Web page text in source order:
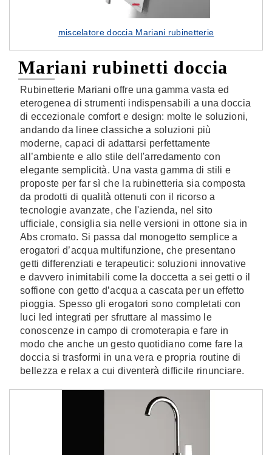
miscelatore doccia Mariani rubinetterie
Mariani rubinetti doccia
Rubinetterie Mariani offre una gamma vasta ed
eterogenea di strumenti indispensabili a una doccia
di eccezionale comfort e design: molte le soluzioni,
andando da linee classiche a soluzioni più
moderne, capaci di adattarsi perfettamente
all’ambiente e allo stile dell'arredamento con
elegante semplicità. Una vasta gamma di stili e
proposte per far sì che la rubinetteria sia composta
da prodotti di qualità ottenuti con il ricorso a
tecnologie avanzate, che l'azienda, nel sito
ufficiale, consiglia sia nelle versioni in ottone sia in
Abs cromato. Si passa dal monogetto semplice a
erogatori d’acqua multifunzione, che presentano
getti differenziati e terapeutici: soluzioni innovative
e davvero inimitabili come la doccetta a sei getti o il
soffione con getto d’acqua a cascata per un effetto
pioggia. Spesso gli erogatori sono completati con
luci led integrati per sfruttare al massimo le
conoscenze in campo di cromoterapia e fare in
modo che anche un gesto quotidiano come fare la
doccia si trasformi in una vera e propria routine di
bellezza e relax a cui diventerà difficile rinunciare.